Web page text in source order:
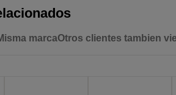
marcaOtros clientes tambien